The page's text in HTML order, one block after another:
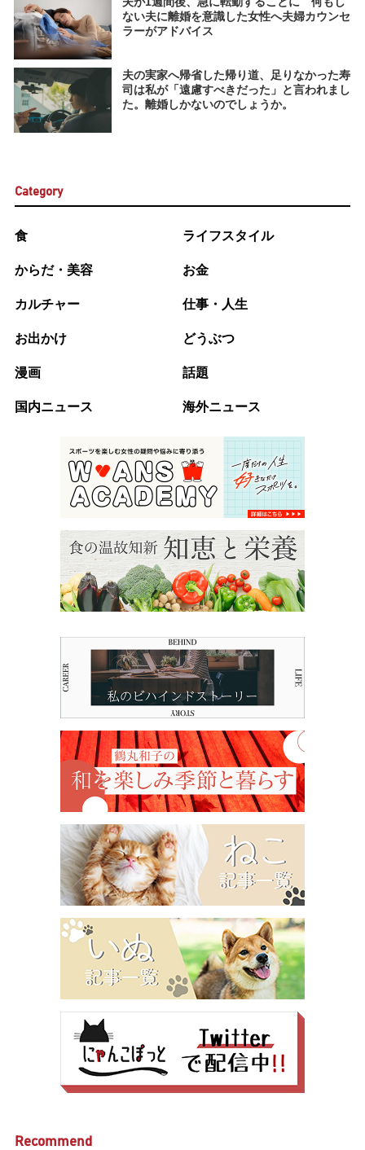
ない夫に離婚を意識した女性へ夫婦カウンセ
ラーがアドバイス
夫の実家へ帰省した帰り道、足りなかった寿
司は私が「遠慮すべきだった」と言われまし
た。離婚しかないのでしょうか。
Category
食 ライフスタイル
からだ・美容 お金
カルチャー 仕事・人生
お出かけ どうぶつ
漫画 話題
国内ニュース 海外ニュース
Recommend